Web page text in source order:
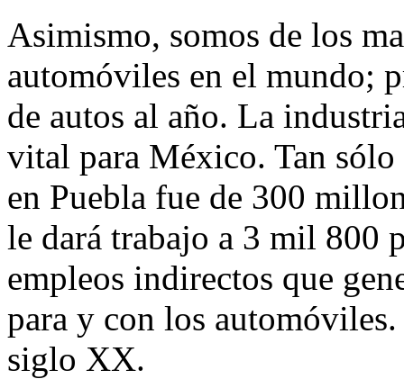
Asimismo, somos de los
automóviles en el mundo;
de autos al año. La
vital para México. Tan
en Puebla fue de 300
le dará trabajo a 3 mil 800
empleos indirectos que
para y con los
siglo XX.